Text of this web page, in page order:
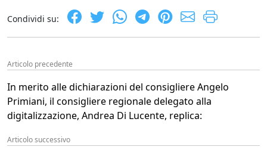
Condividi su:
Articolo precedente
In merito alle dichiarazioni del consigliere Angelo
Primiani, il consigliere regionale delegato alla
digitalizzazione, Andrea Di Lucente, replica:
Articolo successivo